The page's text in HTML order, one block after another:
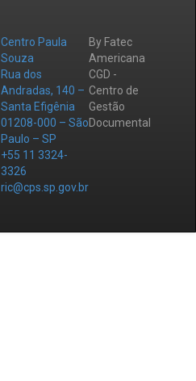
Centro Paula
Souza
Rua dos
Andradas, 140 –
Santa Efigênia
01208-000 – São
Paulo – SP
+55 11 3324-
3326
ric@cps.sp.gov.br
By Fatec
Americana
CGD -
Centro de
Gestão
Documental